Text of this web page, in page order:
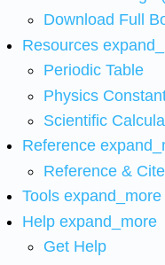
Download Full
Resources
Periodic Table
Physics
Scientific
Reference
Reference & Cite
Tools expand_more
Help expand_more
Get Help